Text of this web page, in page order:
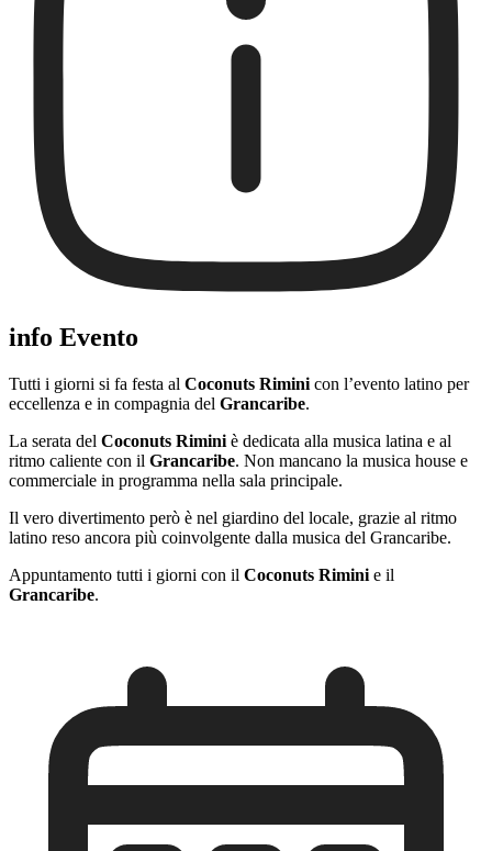
info Evento
Tutti i giorni si fa festa al Coconuts Rimini con l’evento latino per
eccellenza e in compagnia del Grancaribe.
La serata del Coconuts Rimini è dedicata alla musica latina e al
ritmo caliente con il Grancaribe. Non mancano la musica house e
commerciale in programma nella sala principale.
Il vero divertimento però è nel giardino del locale, grazie al ritmo
latino reso ancora più coinvolgente dalla musica del Grancaribe.
Appuntamento tutti i giorni con il Coconuts Rimini e il
Grancaribe.